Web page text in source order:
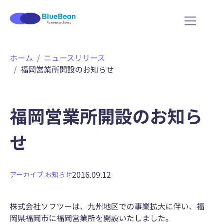
ホーム
ニュースリリース
福岡営業所開設のお知らせ
福岡営業所開設のお知ら
せ
アーカイブ お知らせ2016.09.12
株式会社ソフツーは、九州地区での事業拡大に伴い、福
岡県福岡市に福岡営業所を開設いたしました。